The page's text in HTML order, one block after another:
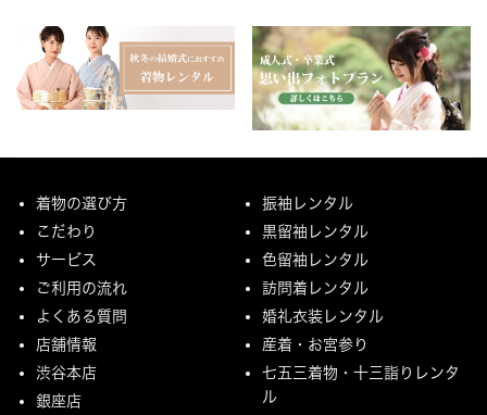
着物の選び方
こだわり
サービス
ご利用の流れ
よくある質問
店舗情報
渋谷本店
銀座店
振袖レンタル
黒留袖レンタル
色留袖レンタル
訪問着レンタル
婚礼衣装レンタル
産着・お宮参り
七五三着物・十三詣りレンタ
ル